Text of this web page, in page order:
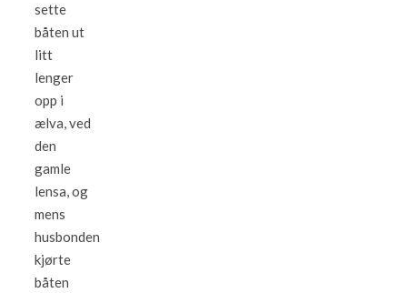
sette
båten ut
litt
lenger
opp i
ælva, ved
den
gamle
lensa, og
mens
husbonden
kjørte
båten